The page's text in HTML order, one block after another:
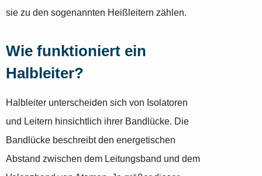
sie zu den sogenannten Heißleitern zählen.
Wie funktioniert ein
Halbleiter?
Halbleiter unterscheiden sich von Isolatoren
und Leitern hinsichtlich ihrer Bandlücke. Die
Bandlücke beschreibt den energetischen
Abstand zwischen dem Leitungsband und dem